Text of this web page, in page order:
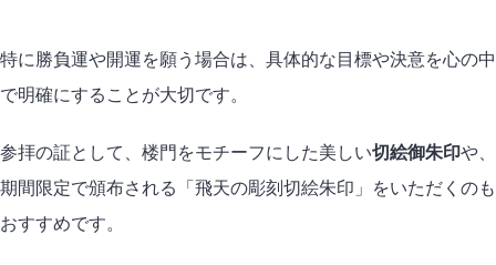
特に勝負運や開運を願う場合は、具体的な目標や決意を心の中
で明確にすることが大切です。
参拝の証として、楼門をモチーフにした美しい切絵御朱印や、
期間限定で頒布される「飛天の彫刻切絵朱印」をいただくのも
おすすめです。